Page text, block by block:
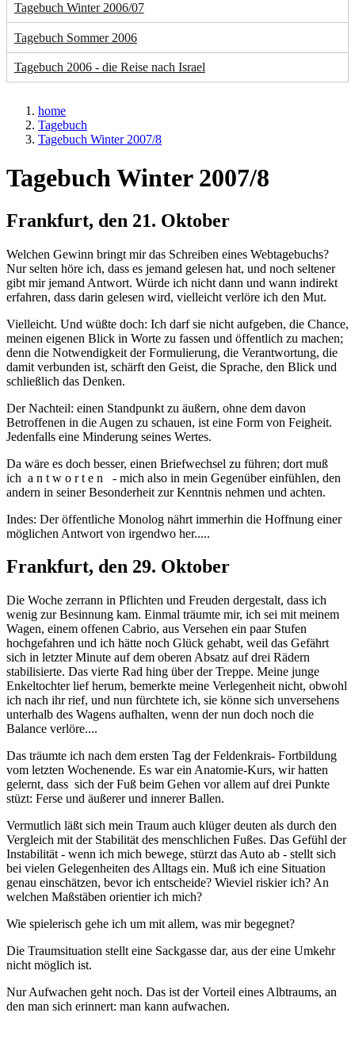
Tagebuch Winter 2006/07
Tagebuch Sommer 2006
Tagebuch 2006 - die Reise nach Israel
home
Tagebuch
Tagebuch Winter 2007/8
Tagebuch Winter 2007/8
Frankfurt, den 21. Oktober
Welchen Gewinn bringt mir das Schreiben eines Webtagebuchs?
Nur selten höre ich, dass es jemand gelesen hat, und noch seltener
gibt mir jemand Antwort. Würde ich nicht dann und wann indirekt
erfahren, dass darin gelesen wird, vielleicht verlöre ich den Mut.
Vielleicht. Und wüßte doch: Ich darf sie nicht aufgeben, die Chance,
meinen eigenen Blick in Worte zu fassen und öffentlich zu machen;
denn die Notwendigkeit der Formulierung, die Verantwortung, die
damit verbunden ist, schärft den Geist, die Sprache, den Blick und
schließlich das Denken.
Der Nachteil: einen Standpunkt zu äußern, ohne dem davon
Betroffenen in die Augen zu schauen, ist eine Form von Feigheit.
Jedenfalls eine Minderung seines Wertes.
Da wäre es doch besser, einen Briefwechsel zu führen; dort muß
ich a n t w o r t e n - mich also in mein Gegenüber einfühlen, den
andern in seiner Besonderheit zur Kenntnis nehmen und achten.
Indes: Der öffentliche Monolog nährt immerhin die Hoffnung einer
möglichen Antwort von irgendwo her.....
Frankfurt, den 29. Oktober
Die Woche zerrann in Pflichten und Freuden dergestalt, dass ich
wenig zur Besinnung kam. Einmal träumte mir, ich sei mit meinem
Wagen, einem offenen Cabrio, aus Versehen ein paar Stufen
hochgefahren und ich hätte noch Glück gehabt, weil das Gefährt
sich in letzter Minute auf dem oberen Absatz auf drei Rädern
stabilisierte. Das vierte Rad hing über der Treppe. Meine junge
Enkeltochter lief herum, bemerkte meine Verlegenheit nicht, obwohl
ich nach ihr rief, und nun fürchtete ich, sie könne sich unversehens
unterhalb des Wagens aufhalten, wenn der nun doch noch die
Balance verlöre....
Das träumte ich nach dem ersten Tag der Feldenkrais- Fortbildung
vom letzten Wochenende. Es war ein Anatomie-Kurs, wir hatten
gelernt, dass sich der Fuß beim Gehen vor allem auf drei Punkte
stüzt: Ferse und äußerer und innerer Ballen.
Vermutlich läßt sich mein Traum auch klüger deuten als durch den
Vergleich mit der Stabilität des menschlichen Fußes. Das Gefühl der
Instabilität - wenn ich mich bewege, stürzt das Auto ab - stellt sich
bei vielen Gelegenheiten des Alltags ein. Muß ich eine Situation
genau einschätzen, bevor ich entscheide? Wieviel riskier ich? An
welchen Maßstäben orientier ich mich?
Wie spielerisch gehe ich um mit allem, was mir begegnet?
Die Traumsituation stellt eine Sackgasse dar, aus der eine Umkehr
nicht möglich ist.
Nur Aufwachen geht noch. Das ist der Vorteil eines Albtraums, an
den man sich erinnert: man kann aufwachen.